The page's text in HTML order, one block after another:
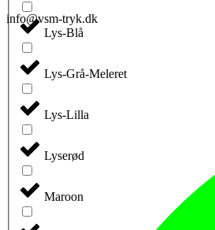
Lys-Blå
Lys-Grå-Meleret
Lys-Lilla
Lyserød
Maroon
info@vsm-tryk.dk